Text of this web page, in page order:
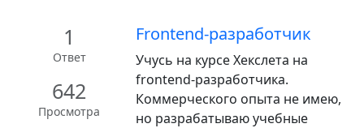
1
Ответ
642
Просмотра
Frontend-разработчик
Учусь на курсе Хекслета на
frontend-разработчика.
Коммерческого опыта не имею,
но разрабатываю учебные